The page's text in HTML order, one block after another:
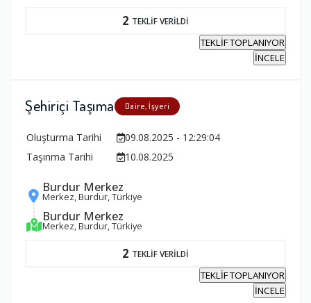
2 TEKLİF VERİLDİ
TEKLİF TOPLANIYOR
İNCELE
Şehiriçi Taşıma Daire, İşyeri
Oluşturma Tarihi
09.08.2025 - 12:29:04
Taşınma Tarihi
10.08.2025
Burdur Merkez
Merkez, Burdur, Türkiye
Burdur Merkez
Merkez, Burdur, Türkiye
2 TEKLİF VERİLDİ
TEKLİF TOPLANIYOR
İNCELE